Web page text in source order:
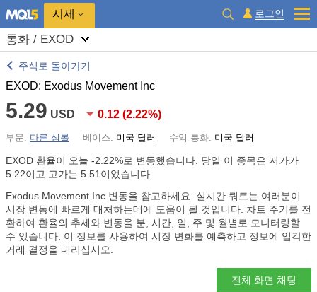
시세 로그인
통화 / EXOD
주식로 돌아가기
EXOD: Exodus Movement Inc
5.29 USD 0.12 (2.22%)
부문: 다른 심볼 베이스: 미국 달러 수익 통화: 미국 달러
EXOD 환율이 오늘 -2.22%로 변동했습니다. 당일 이 종목은 저가가
5.22이고 고가는 5.51이었습니다.
Exodus Movement Inc 변동을 참고하세요. 실시간 쿼트는 여러분이
시장 변동에 빠르게 대처하는데에 도움이 될 것입니다. 차트 주기를 전
환하여 환율의 추세와 변동을 분, 시간, 일, 주 및 월별로 모니터링할
수 있습니다. 이 정보를 사용하여 시장 변화를 예측하고 정보에 입각한
거래 결정을 내리십시오.
전체 화면 채팅